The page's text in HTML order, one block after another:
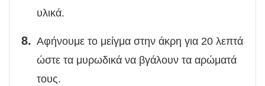
υλικά.
Αφήνουμε το μείγμα στην άκρη για 20 λεπτά
ώστε τα μυρωδικά να βγάλουν τα αρώματά
τους.